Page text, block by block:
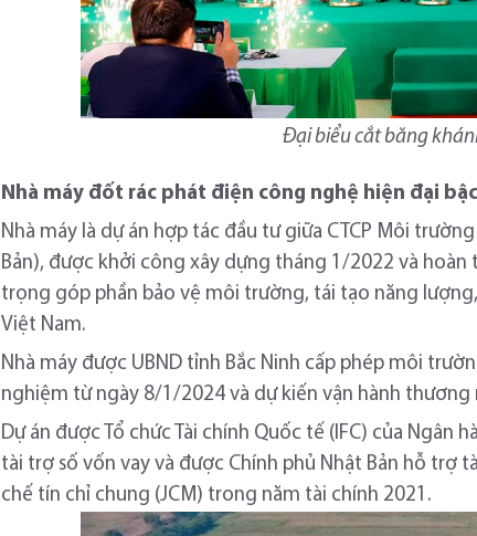
Đại biểu cắt băng
Nhà máy đốt rác phát điện công nghệ hiện đại
Nhà máy là dự án hợp tác đầu tư giữa CTCP Môi
Bản), được khởi công xây dựng tháng 1/2022 và
trọng góp phần bảo vệ môi trường, tái tạo năng
Việt Nam.
Nhà máy được UBND tỉnh Bắc Ninh cấp phép môi
nghiệm từ ngày 8/1/2024 và dự kiến vận hành thương
Dự án được Tổ chức Tài chính Quốc tế (IFC) của Ngân
tài trợ số vốn vay và được Chính phủ Nhật Bản hỗ trợ
chế tín chỉ chung (JCM) trong năm tài chính 2021.